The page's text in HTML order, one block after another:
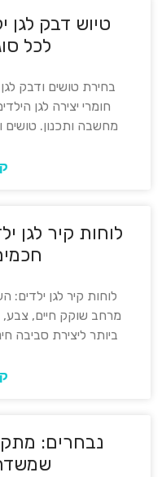
טיוש דבק לגן
לכל
בחירת טושים ודבק
חומרי יצירה לגן
מחשבה ותכנון. טושים
לוחות קיר לגן
לוחות קיר לגן ילדים:
מרחב שוקק חיים, צבע,
ביותר ליצירת סביבה
נבחרים: